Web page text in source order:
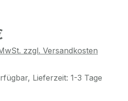
zzgl. Versandkosten
Lieferzeit: 1-3 Tage